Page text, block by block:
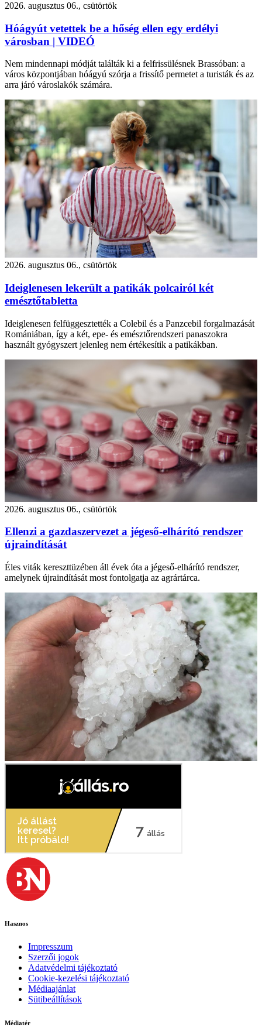
2026. augusztus 06., csütörtök
Hóágyút vetettek be a hőség ellen egy erdélyi
városban | VIDEÓ
Nem mindennapi módját találták ki a felfrissülésnek Brassóban: a
város központjában hóágyú szórja a frissítő permetet a turisták és az
arra járó városlakók számára.
2026. augusztus 06., csütörtök
Ideiglenesen lekerült a patikák polcairól két
emésztőtabletta
Ideiglenesen felfüggesztették a Colebil és a Panzcebil forgalmazását
Romániában, így a két, epe- és emésztőrendszeri panaszokra
használt gyógyszert jelenleg nem értékesítik a patikákban.
2026. augusztus 06., csütörtök
Ellenzi a gazdaszervezet a jégeső-elhárító rendszer
újraindítását
Éles viták kereszttüzében áll évek óta a jégeső-elhárító rendszer,
amelynek újraindítását most fontolgatja az agrártárca.
Hasznos
Impresszum
Szerzői jogok
Adatvédelmi tájékoztató
Cookie-kezelési tájékoztató
Médiaajánlat
Sütibeállítások
Médiatér